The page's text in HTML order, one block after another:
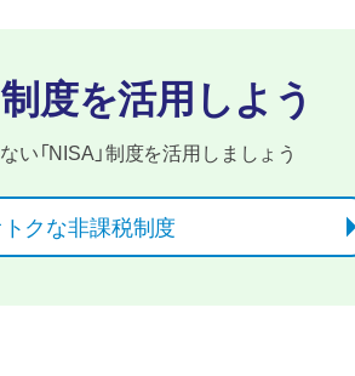
制度を活用しよう
い「NISA」制度を活用しましょう
クな非課税制度